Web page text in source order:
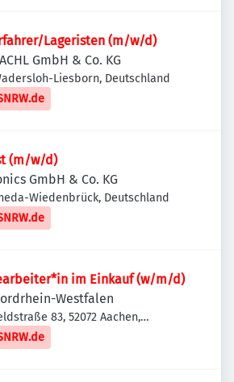
Lageristen (m/w/d)
GmbH & Co. KG
Liesborn, Deutschland
(m/w/d)
GmbH & Co. KG
Wiedenbrück, Deutschland
im Einkauf (w/m/d)
Westfalen
83, 52072 Aachen,